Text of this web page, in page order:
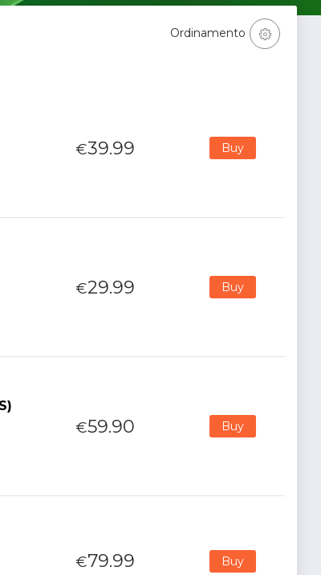
Ordinamento
€39.99 Buy
€29.99 Buy
€59.90 Buy
€79.99 Buy